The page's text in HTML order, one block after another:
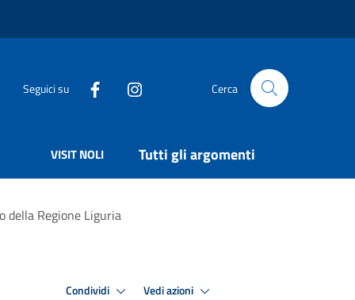
Seguici su Cerca
VISIT NOLI Tutti gli argomenti
della Regione Liguria
Condividi Vedi azioni